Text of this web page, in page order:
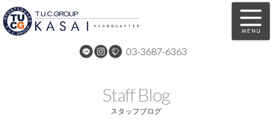
03-3687-6363
Staff Blog
スタッフブログ